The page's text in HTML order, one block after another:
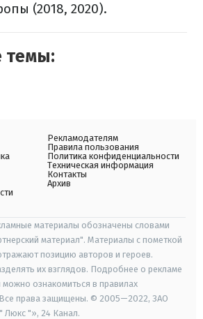
(2018, 2020).
темы:
Рекламодателям
Правила пользования
Политика конфиденциальности
Техническая информация
Контакты
Архив
материалы обозначены словами
материал". Материалы с пометкой
позицию авторов и героев.
их взглядов. Подробнее о рекламе
можно ознакомиться в правилах
права защищены. © 2005—2022, ЗАО
Люкс "», 24 Канал.